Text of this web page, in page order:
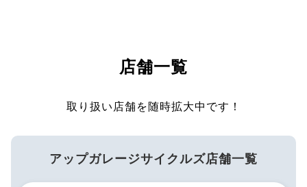
店舗一覧
取り扱い店舗を随時拡大中です！
アップガレージサイクルズ店舗一覧